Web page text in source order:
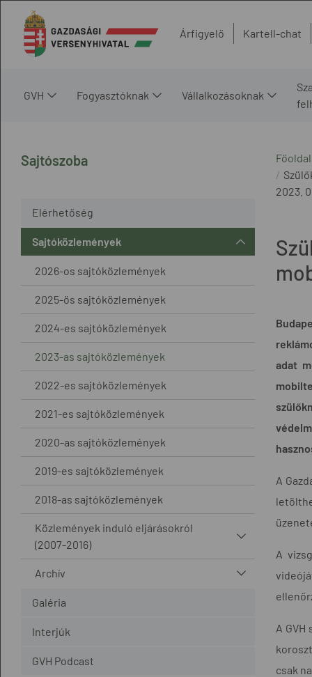
Árfigyelő Kartell-chat
GVH Fogyasztóknak Vállalkozásoknak
Sajtószoba
Elérhetőség
Sajtóközlemények
2026-os sajtóközlemények
2025-ös sajtóközlemények
2024-es sajtóközlemények
2023-as sajtóközlemények
2022-es sajtóközlemények
2021-es sajtóközlemények
2020-as sajtóközlemények
2019-es sajtóközlemények
2018-as sajtóközlemények
Közlemények induló eljárásokról
(2007-2016)
Archív
Galéria
Interjúk
GVH Podcast
Főoldal
2023.
adat
A
A
A
csak